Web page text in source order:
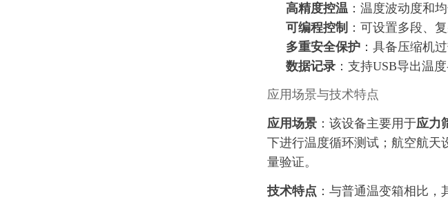
高精度控温 ：温度波动度和
可编程控制 ：可设置多段、
多重安全保护 ：具备压缩机
数据记录 ：支持USB导出温
应用场景与技术特点
应用场景 ：该设备主要用于应力
下进行温度循环测试；航空航天
量验证。
技术特点 ：与普通温变箱相比